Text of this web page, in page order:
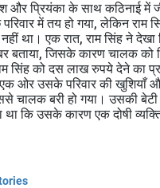
और प्रियंका के साथ कठिनाई
में तय हो गया, लेकिन
था। एक रात, राम सिंह ने
बताया, जिसके कारण चालक
सिंह को दस लाख रुपये देने का
ओर उसके परिवार की खुशियाँ
चालक बरी हो गया। उसकी
कि उसके कारण एक दोषी व्यक्ति